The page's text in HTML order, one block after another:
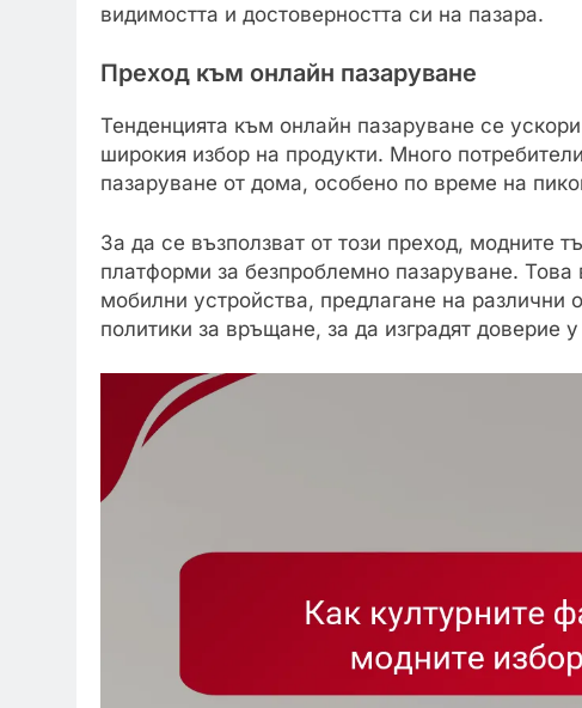
видимостта и достоверността си на пазара.
Преход към онлайн пазаруване
Тенденцията към онлайн пазаруване се
широкия избор на продукти. Много
пазаруване от дома, особено по време на
За да се възползват от този преход, модните
платформи за безпроблемно пазаруване.
мобилни устройства, предлагане на различни
политики за връщане, за да изградят доверие